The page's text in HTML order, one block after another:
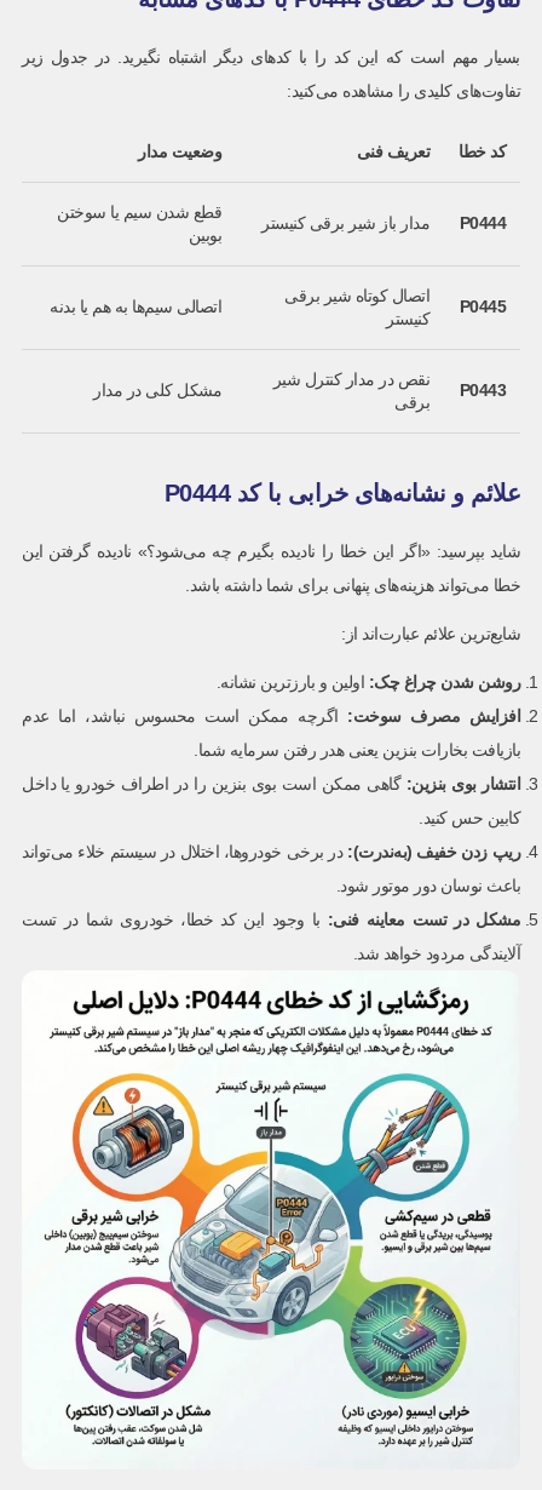
بسیار مهم است که این کد را با کدهای دیگر اشتباه نگیرید. در جدول زیر
تفاوت‌های کلیدی را مشاهده می‌کنید:
کد خطا تعریف فنی وضعیت مدار
P0444 مدار باز شیر برقی کنیستر
قطع شدن سیم یا سوختن
بوبین
P0445
اتصال کوتاه شیر برقی
کنیستر
اتصالی سیم‌ها به هم یا بدنه
P0443
نقص در مدار کنترل شیر
برقی
مشکل کلی در مدار
علائم و نشانه‌های خرابی با کد P0444
شاید بپرسید: «اگر این خطا را نادیده بگیرم چه می‌شود؟» نادیده گرفتن این
خطا می‌تواند هزینه‌های پنهانی برای شما داشته باشد.
شایع‌ترین علائم عبارت‌اند از:
روشن شدن چراغ چک: اولین و بارزترین نشانه.
افزایش مصرف سوخت: اگرچه ممکن است محسوس نباشد، اما عدم
بازیافت بخارات بنزین یعنی هدر رفتن سرمایه شما.
انتشار بوی بنزین: گاهی ممکن است بوی بنزین را در اطراف خودرو یا داخل
کابین حس کنید.
ریپ زدن خفیف (به‌ندرت): در برخی خودروها، اختلال در سیستم خلاء می‌تواند
باعث نوسان دور موتور شود.
مشکل در تست معاینه فنی: با وجود این کد خطا، خودروی شما در تست
آلایندگی مردود خواهد شد.